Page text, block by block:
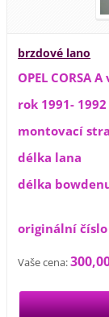
brzdové lano
OPEL CORSA
rok 1991-
montovací
délka lana
délka
originální číslo
Vaše cena: